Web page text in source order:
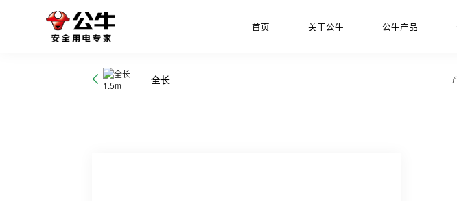
首页 关于公牛 公牛产品
全长